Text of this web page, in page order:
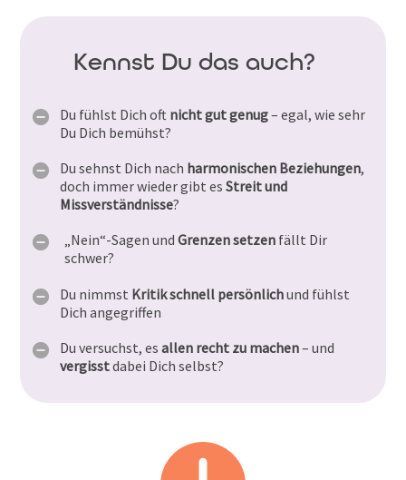
Kennst Du das auch?
Du fühlst Dich oft nicht gut genug– egal, wie sehr
Du Dich bemühst?
Du sehnst Dich nach harmonischen Beziehungen,
doch immer wieder gibt es Streit und
Missverständnisse?
„Nein“-Sagen und Grenzen setzen fällt Dir
schwer?
Du nimmst Kritik schnell persönlichund fühlst
Dich angegriffen
Du versuchst, es allen recht zu machen– und
vergisstdabei Dich selbst?